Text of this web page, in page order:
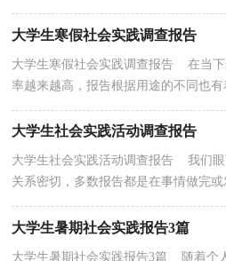
的。一听到写报告马上头昏脑涨？以
大学生寒假社会实践调查报告
大学生寒假社会实践调查报告 在当
率越来越高，报告根据用途的不同也
大学生社会实践活动调查报告
大学生社会实践活动调查报告 我们
关系密切，多数报告都是在事情做完
告感到一筹莫展吗？下面是小编为大
大学生暑期社会实践报告3篇
大学生暑期社会实践报告3篇 随着个